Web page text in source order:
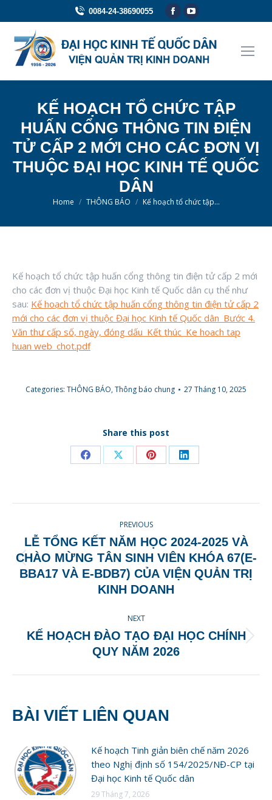
0084-24-38690055
Facebook
opens
in
YouTube
opens
in
KẾ HOẠCH TỔ CHỨC TẬP
HUẤN CỔNG THÔNG TIN ĐIỆN
TỬ CẤP 2 MỚI CHO CÁC ĐƠN VỊ
THUỘC ĐẠI HỌC KINH TẾ QUỐC
DÂN
You are here:
Home THÔNG BÁO Kế hoạch tổ chức tập…
Kế hoạch tổ chức tập huấn cổng thông tin điện tử cấp 2 mới
cho các đơn vị thuộc Đại học Kinh tế Quốc dân cụ thể như
sau: Kế hoạch tổ chức tập huấn cổng thông tin điện tử cấp 2
mới cho các đơn vị thuộc Đại học Kinh tế Quốc dân_Bước 4.
Văn thư cấp số, ngày, đóng dấu_Kết thúc_Ke hoach tap
huan web_chot.pdf
Categories: THÔNG BÁO,Thông báo chung 27 Tháng 10, 2025
Share this post
Share Share Share Share
NAVIGATION
PREVIOUS
Previous
post:
LỄ TỔNG KẾT NĂM HỌC 2024-2025 VÀ
CHÀO MỪNG TÂN SINH VIÊN KHÓA 67(E-
BBA17 VÀ E-BDB7) CỦA VIỆN QUẢN TRỊ
KINH DOANH
NEXT
Next
post:
KẾ HOẠCH ĐÀO TẠO ĐẠI HỌC CHÍNH
QUY NĂM 2026
BÀI VIẾT LIÊN QUAN
Kế hoạch Tinh giản biên chế năm 2026
theo Nghị định số 154/2025/NĐ-CP tại
Đại học Kinh tế Quốc dân
29 Tháng 7, 2026